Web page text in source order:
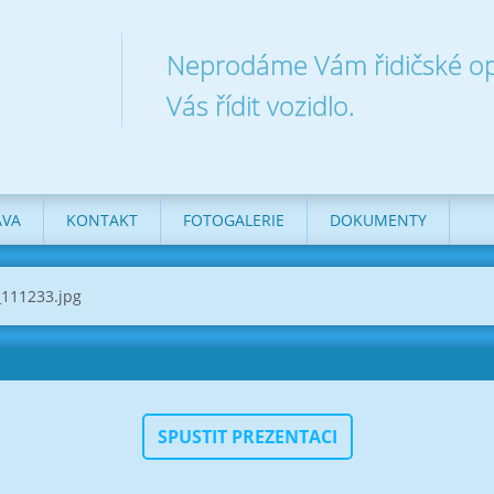
Neprodáme Vám řidičské
Vás řídit vozidlo.
KONTAKT FOTOGALERIE DOKUMENTY
SPUSTIT PREZENTACI